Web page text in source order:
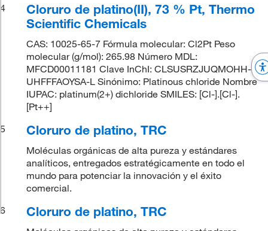
4
Cloruro de platino(II), 73 % Pt, Thermo
Scientific Chemicals
CAS: 10025-65-7 Fórmula molecular: Cl2Pt Peso
molecular (g/mol): 265.98 Número MDL:
MFCD00011181 Clave InChI: CLSUSRZJUQMOHH-
UHFFFAOYSA-L Sinónimo: Platinous chloride Nombre
IUPAC: platinum(2+) dichloride SMILES: [Cl-].[Cl-].
[Pt++]
5
Cloruro de platino, TRC
Moléculas orgánicas de alta pureza y estándares
analíticos, entregados estratégicamente en todo el
mundo para potenciar la innovación y el éxito
comercial.
6
Cloruro de platino, TRC